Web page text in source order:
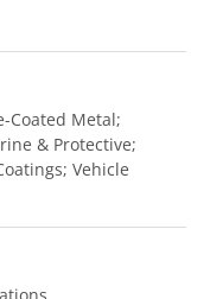
Coated Metal;
& Protective;
Vehicle